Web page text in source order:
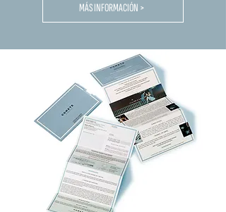
MÁS INFORMACIÓN >